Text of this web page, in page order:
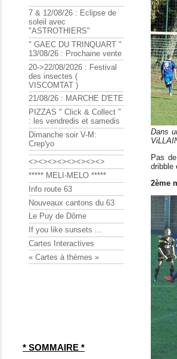
Dans
Pas
dribble
2ème
7 & 12/08/26 : Eclipse de
soleil avec
"ASTROTHIERS"
" GAEC DU TRINQUART "
13/08/26 : Prochaine vente
20->22/08/2026 : Festival
des insectes (
VISCOMTAT )
21/08/26 : MARCHE D'ETE
PIZZAS " Click & Collect "
: les vendredis et samedis
Dimanche soir V-M:
Crep'yo
<><><><><><><><>
***** MELI-MELO *****
Info route 63
Nouveaux cantons du 63
Le Puy de Dôme
If you like sunsets ...
Cartes Interactives
« Cartes à thèmes »
* SOMMAIRE *